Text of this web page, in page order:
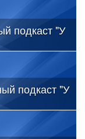
подкаст "У
подкаст "У